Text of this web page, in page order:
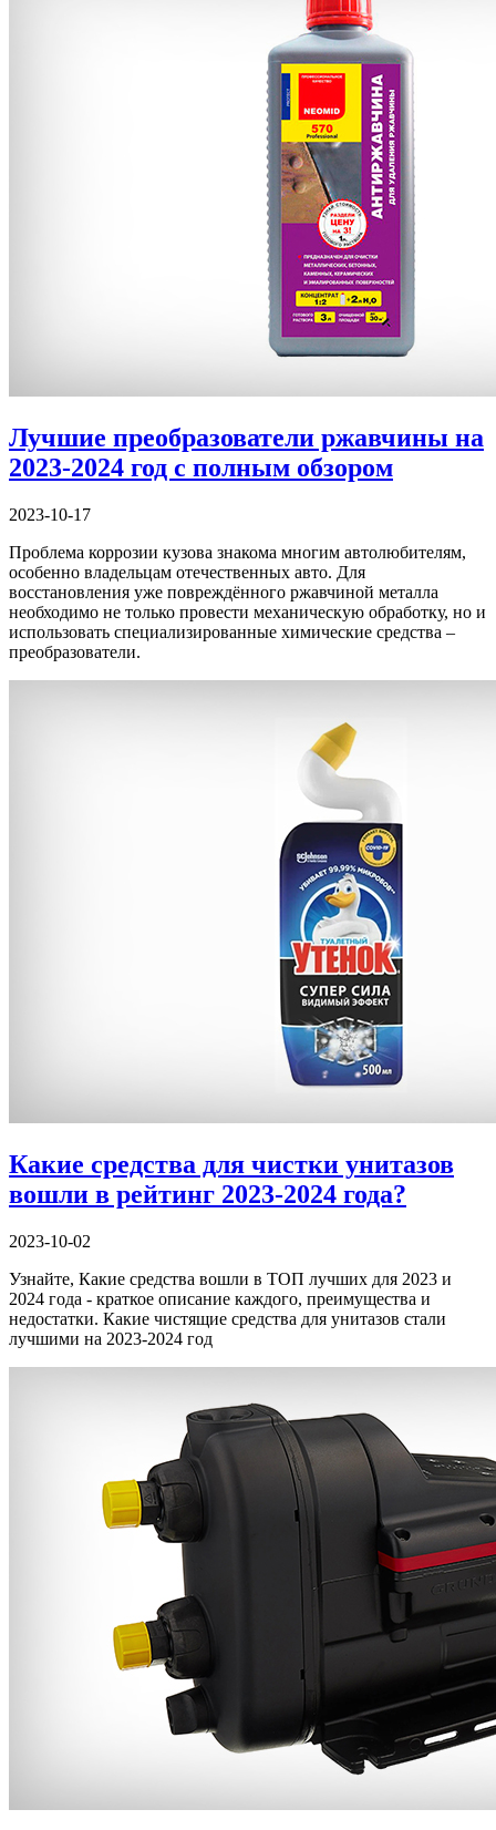
Лучшие преобразователи ржавчины на
2023-2024 год с полным обзором
2023-10-17
Проблема коррозии кузова знакома многим автолюбителям,
особенно владельцам отечественных авто. Для
восстановления уже повреждённого ржавчиной металла
необходимо не только провести механическую обработку, но и
использовать специализированные химические средства –
преобразователи.
Какие средства для чистки унитазов
вошли в рейтинг 2023-2024 года?
2023-10-02
Узнайте, Какие средства вошли в ТОП лучших для 2023 и
2024 года - краткое описание каждого, преимущества и
недостатки. Какие чистящие средства для унитазов стали
лучшими на 2023-2024 год